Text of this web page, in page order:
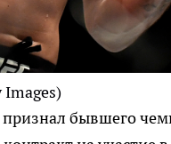
бывшего